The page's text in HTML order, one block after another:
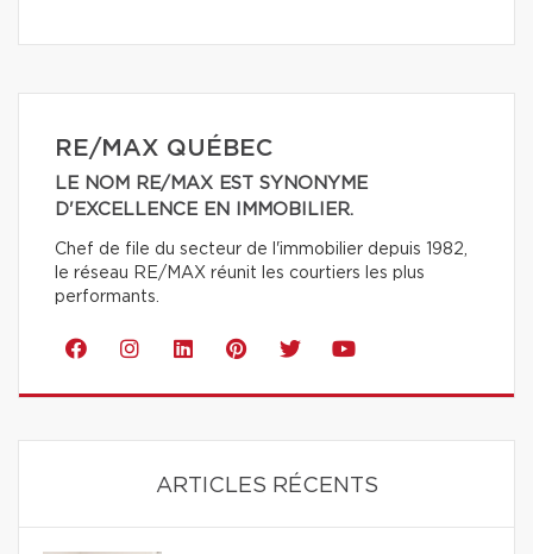
RE/MAX QUÉBEC
LE NOM RE/MAX EST SYNONYME
D'EXCELLENCE EN IMMOBILIER.
Chef de file du secteur de l'immobilier depuis 1982,
le réseau RE/MAX réunit les courtiers les plus
performants.
ARTICLES RÉCENTS